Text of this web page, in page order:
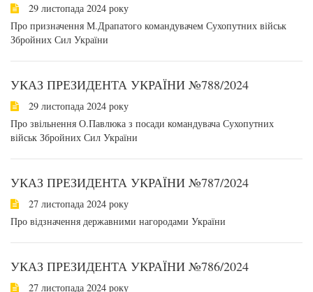
29 листопада 2024 року
Про призначення М.Драпатого командувачем Сухопутних військ
Збройних Сил України
УКАЗ ПРЕЗИДЕНТА УКРАЇНИ №788/2024
29 листопада 2024 року
Про звільнення О.Павлюка з посади командувача Сухопутних
військ Збройних Сил України
УКАЗ ПРЕЗИДЕНТА УКРАЇНИ №787/2024
27 листопада 2024 року
Про відзначення державними нагородами України
УКАЗ ПРЕЗИДЕНТА УКРАЇНИ №786/2024
27 листопада 2024 року